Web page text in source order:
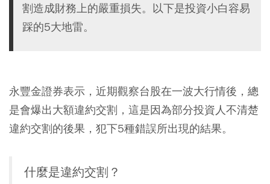
割造成財務上的嚴重損失。以下是投資小白容易
踩的5大地雷。
永豐金證券表示，近期觀察台股在一波大行情後，總
是會爆出大額違約交割，這是因為部分投資人不清楚
違約交割的後果，犯下5種錯誤所出現的結果。
什麼是違約交割？